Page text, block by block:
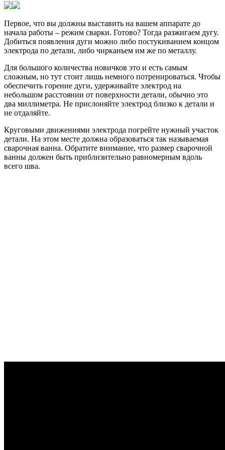
Первое, что вы должны выставить на вашем аппарате до
начала работы – режим сварки. Готово? Тогда разжигаем дугу.
Добиться появления дуги можно либо постукиванием концом
электрода по детали, либо чирканьем им же по металлу.
Для большого количества новичков это и есть самым
сложным, но тут стоит лишь немного потренироваться. Чтобы
обеспечить горение дуги, удерживайте электрод на
небольшом расстоянии от поверхности детали, обычно это
два миллиметра. Не прислоняйте электрод близко к детали и
не отдаляйте.
Круговыми движениями электрода погрейте нужный участок
детали. На этом месте должна образоваться так называемая
сварочная ванна. Обратите внимание, что размер сварочной
ванны должен быть приблизительно равномерным вдоль
всего шва.